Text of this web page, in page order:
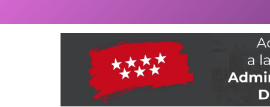
Noticias, eventos culturales, gastronomía y un